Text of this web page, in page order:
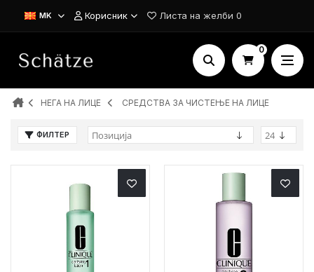
MK Корисник Листа на желби 0
0
НЕГА НА ЛИЦЕ СРЕДСТВА ЗА ЧИСТЕЊЕ НА ЛИЦЕ
ФИЛТЕР